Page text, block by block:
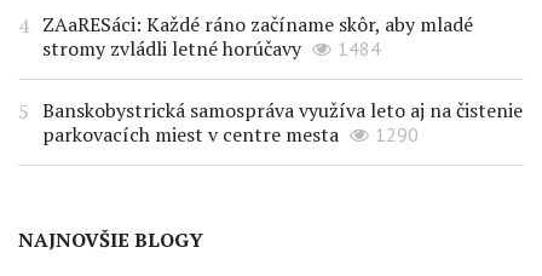
ZAaRESáci: Každé ráno začíname skôr, aby mladé
stromy zvládli letné horúčavy
1484
Banskobystrická samospráva využíva leto aj na čistenie
parkovacích miest v centre mesta
1290
NAJNOVŠIE BLOGY